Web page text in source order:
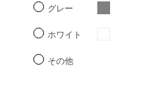
グレー
ホワイト
その他